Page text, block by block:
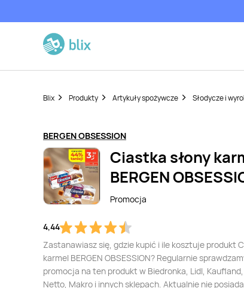
Blix Produkty Artykuły spożywcze Słodycze i
BERGEN OBSESSION
Ciastka słony
BERGEN
Promocja
4,44
Zastanawiasz się, gdzie kupić i ile kosztuje produkt
karmel BERGEN OBSESSION? Regularnie
promocja na ten produkt w Biedronka, Lidl, Kaufland,
Netto, Makro i innych sklepach. Aktualnie nie